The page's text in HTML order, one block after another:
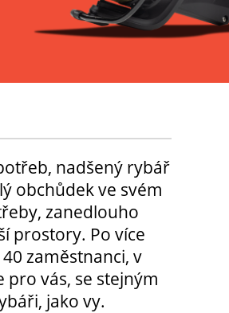
nadšený rybář
obchůdek ve svém
zanedlouho
prostory. Po více
zaměstnanci, v
pro vás, se stejným
jako vy.